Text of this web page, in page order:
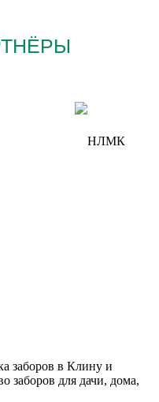
заборов в Клину и
заборов для дачи, дома,